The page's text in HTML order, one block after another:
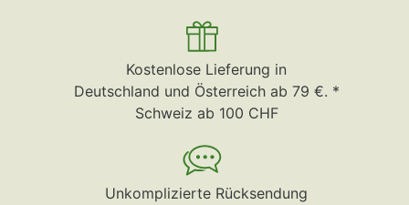
Kostenlose Lieferung in
Deutschland und Österreich ab 79 €. *
Schweiz ab 100 CHF
Unkomplizierte Rücksendung